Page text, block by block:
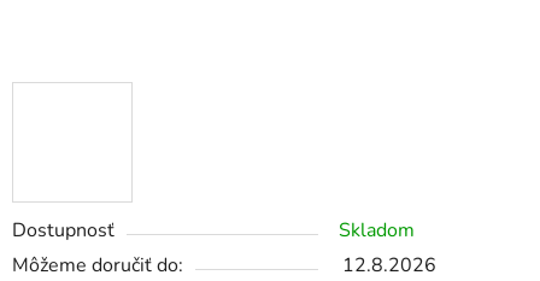
Dostupnosť
Skladom
Môžeme doručiť do:
12.8.2026